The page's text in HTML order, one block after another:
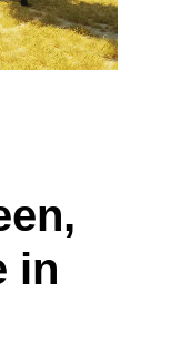
in